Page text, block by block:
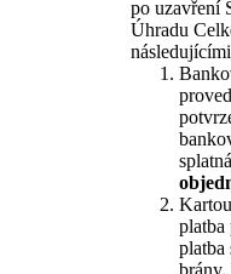
po uzavření
Úhradu
platba
platba